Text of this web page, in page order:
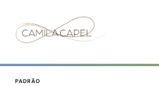
PADRÃO